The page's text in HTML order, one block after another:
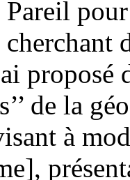
proposé
de la
à